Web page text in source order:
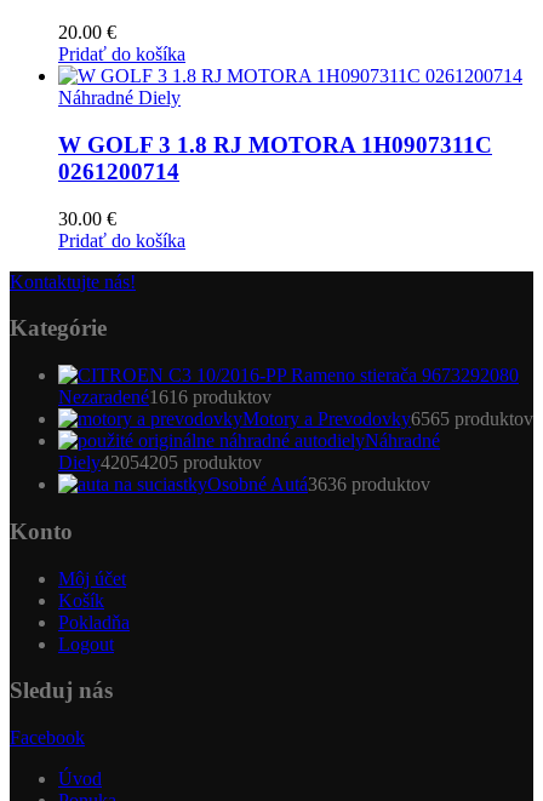
20.00 €
Pridať do košíka
Náhradné Diely
W GOLF 3 1.8 RJ MOTORA 1H0907311C
0261200714
30.00 €
Pridať do košíka
Kontaktujte nás!
Kategórie
Nezaradené1616 produktov
Motory a Prevodovky6565 produktov
Náhradné
Diely42054205 produktov
Osobné Autá3636 produktov
Konto
Môj účet
Košík
Pokladňa
Logout
Sleduj nás
Facebook
Úvod